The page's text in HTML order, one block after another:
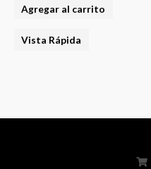
Agregar al carrito
Vista Rápida